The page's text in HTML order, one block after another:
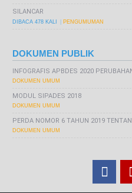
SILANCAR
DIBACA 478 KALI PENGUMUMAN
DOKUMEN PUBLIK
INFOGRAFIS APBDES 2020
DOKUMEN UMUM
MODUL SIPADES 2018
DOKUMEN UMUM
PERDA NOMOR 6 TAHUN 2019
DOKUMEN UMUM